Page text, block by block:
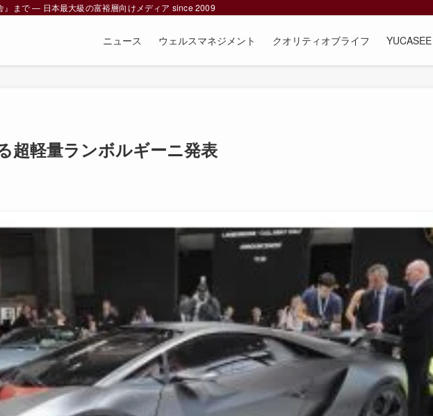
』まで ― 日本最大級の富裕層向けメディア since 2009
ニュース ウェルスマネジメント クオリティオブライフ
超軽量ランボルギーニ発表